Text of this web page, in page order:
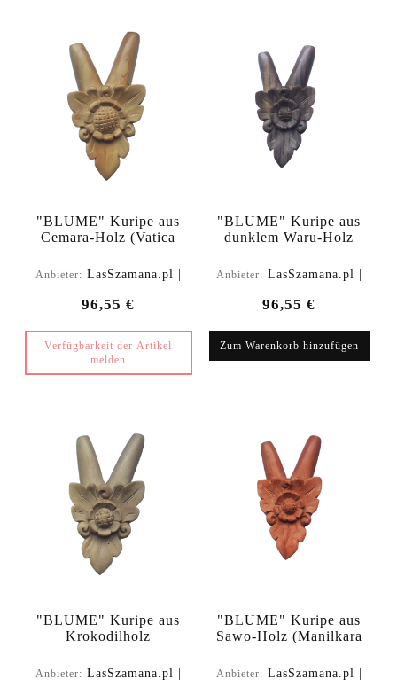
"BLUME" Kuripe aus
Cemara-Holz (Vatica
Anbieter: LasSzamana.pl |
96,55 €
Verfügbarkeit der Artikel
melden
"BLUME" Kuripe aus
dunklem Waru-Holz
Anbieter: LasSzamana.pl |
96,55 €
Zum Warenkorb hinzufügen
"BLUME" Kuripe aus
Krokodilholz
Anbieter: LasSzamana.pl |
"BLUME" Kuripe aus
Sawo-Holz (Manilkara
Anbieter: LasSzamana.pl |